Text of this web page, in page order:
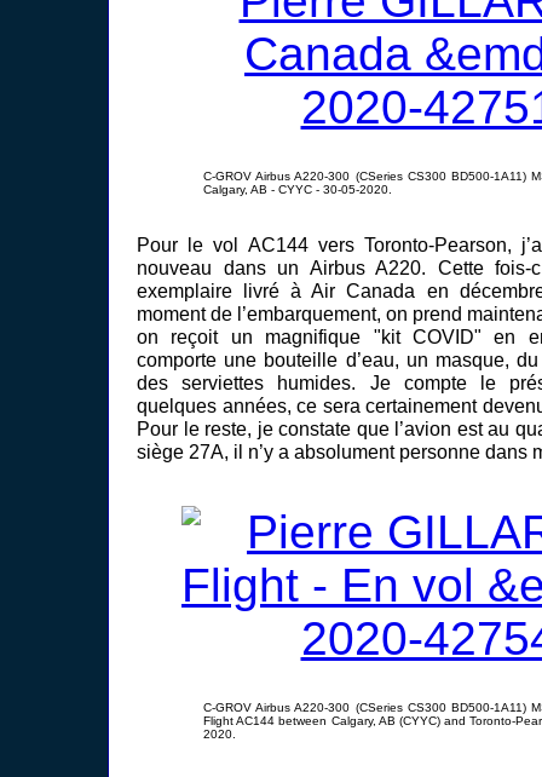
C-GROV Airbus A220-300 (CSeries CS300 BD500-1A11)
Calgary, AB - CYYC - 30-05-2020.
Pour le vol AC144 vers Toronto-Pearson,
nouveau dans un Airbus A220. Cette fois-
exemplaire livré à Air Canada en
moment de l’embarquement, on prend
on reçoit un magnifique "kit COVID" en
comporte une bouteille d’eau, un masque,
des serviettes humides. Je compte le
quelques années, ce sera certainement
Pour le reste, je constate que l’avion est au
siège 27A, il n’y a absolument personne dans
C-GROV Airbus A220-300 (CSeries CS300 BD500-1A11)
Flight AC144 between Calgary, AB (CYYC) and Toronto-
2020.